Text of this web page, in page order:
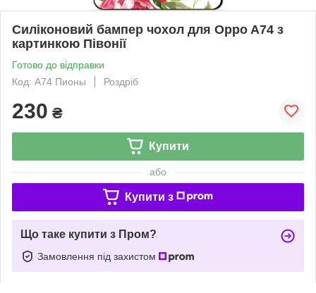
Силіконовий бампер чохол для Oppo A74 з
картинкою Півонії
Готово до відправки
Код: A74 Пионы
Роздріб
230 ₴
Купити
або
Купити з
Що таке купити з Пром?
Замовлення під захистом